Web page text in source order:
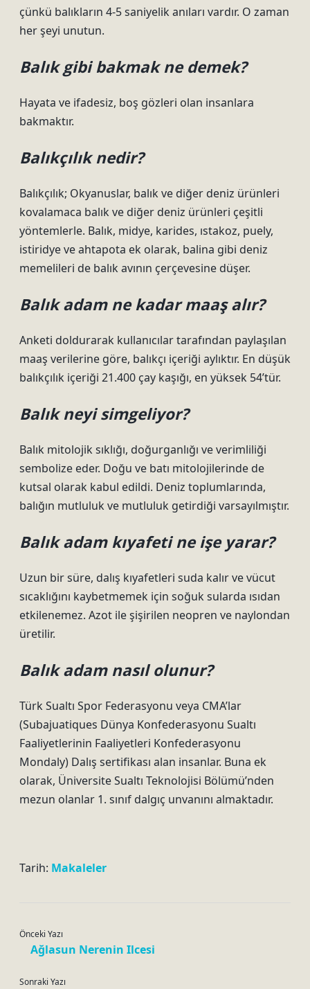
çünkü balıkların 4-5 saniyelik anıları vardır. O zaman
her şeyi unutun.
Balık gibi bakmak ne demek?
Hayata ve ifadesiz, boş gözleri olan insanlara
bakmaktır.
Balıkçılık nedir?
Balıkçılık; Okyanuslar, balık ve diğer deniz ürünleri
kovalamaca balık ve diğer deniz ürünleri çeşitli
yöntemlerle. Balık, midye, karides, ıstakoz, puely,
istiridye ve ahtapota ek olarak, balina gibi deniz
memelileri de balık avının çerçevesine düşer.
Balık adam ne kadar maaş alır?
Anketi doldurarak kullanıcılar tarafından paylaşılan
maaş verilerine göre, balıkçı içeriği aylıktır. En düşük
balıkçılık içeriği 21.400 çay kaşığı, en yüksek 54’tür.
Balık neyi simgeliyor?
Balık mitolojik sıklığı, doğurganlığı ve verimliliği
sembolize eder. Doğu ve batı mitolojilerinde de
kutsal olarak kabul edildi. Deniz toplumlarında,
balığın mutluluk ve mutluluk getirdiği varsayılmıştır.
Balık adam kıyafeti ne işe yarar?
Uzun bir süre, dalış kıyafetleri suda kalır ve vücut
sıcaklığını kaybetmemek için soğuk sularda ısıdan
etkilenemez. Azot ile şişirilen neopren ve naylondan
üretilir.
Balık adam nasıl olunur?
Türk Sualtı Spor Federasyonu veya CMA’lar
(Subajuatiques Dünya Konfederasyonu Sualtı
Faaliyetlerinin Faaliyetleri Konfederasyonu
Mondaly) Dalış sertifikası alan insanlar. Buna ek
olarak, Üniversite Sualtı Teknolojisi Bölümü’nden
mezun olanlar 1. sınıf dalgıç unvanını almaktadır.
Tarih: Makaleler
Önceki Yazı
Ağlasun Nerenin Ilcesi
Sonraki Yazı